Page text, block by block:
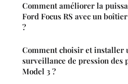
Comment améliorer la
Ford Focus RS avec un
?
Comment choisir et installer
surveillance de pression des
Model 3 ?